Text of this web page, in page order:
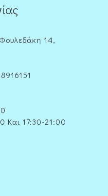
14,
Και 17:30-21:00